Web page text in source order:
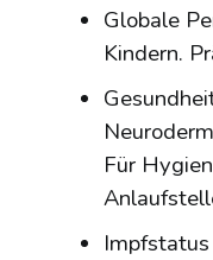
Globale
Kindern.
Für